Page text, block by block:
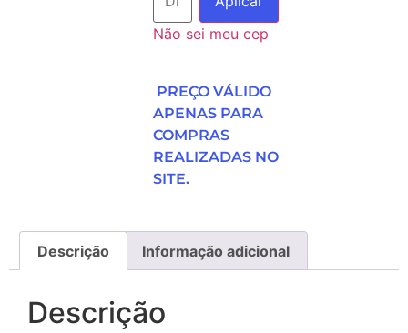
Não sei meu cep
PREÇO VÁLIDO
APENAS PARA
COMPRAS
REALIZADAS NO
SITE.
Descrição Informação adicional
Descrição